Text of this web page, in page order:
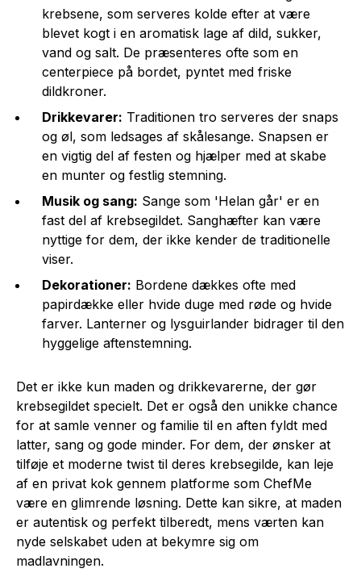
krebsene, som serveres kolde efter at være
blevet kogt i en aromatisk lage af dild, sukker,
vand og salt. De præsenteres ofte som en
centerpiece på bordet, pyntet med friske
dildkroner.
Drikkevarer: Traditionen tro serveres der snaps
og øl, som ledsages af skålesange. Snapsen er
en vigtig del af festen og hjælper med at skabe
en munter og festlig stemning.
Musik og sang: Sange som 'Helan går' er en
fast del af krebsegildet. Sanghæfter kan være
nyttige for dem, der ikke kender de traditionelle
viser.
Dekorationer: Bordene dækkes ofte med
papirdække eller hvide duge med røde og hvide
farver. Lanterner og lysguirlander bidrager til den
hyggelige aftenstemning.
Det er ikke kun maden og drikkevarerne, der gør
krebsegildet specielt. Det er også den unikke chance
for at samle venner og familie til en aften fyldt med
latter, sang og gode minder. For dem, der ønsker at
tilføje et moderne twist til deres krebsegilde, kan leje
af en privat kok gennem platforme som ChefMe
være en glimrende løsning. Dette kan sikre, at maden
er autentisk og perfekt tilberedt, mens værten kan
nyde selskabet uden at bekymre sig om
madlavningen.